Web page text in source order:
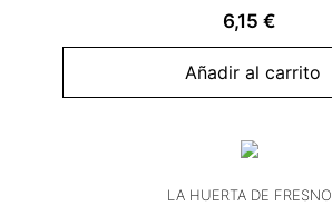
6,15 €
Añadir al carrito
LA HUERTA DE FRESNO